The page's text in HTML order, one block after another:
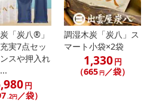
でお申込みください。なお、本理由
返品交換は対応いたしかねます。
ります。
PAY（auかんたん決済）、ソフトバ
メルペイ、AEON Pay、Amazon
「炭八®」
実7点セッ
スや押入れ
円
.2円／袋）
調湿木炭「炭八」ス
マート小袋×2袋
1,330円
（665 円／袋）